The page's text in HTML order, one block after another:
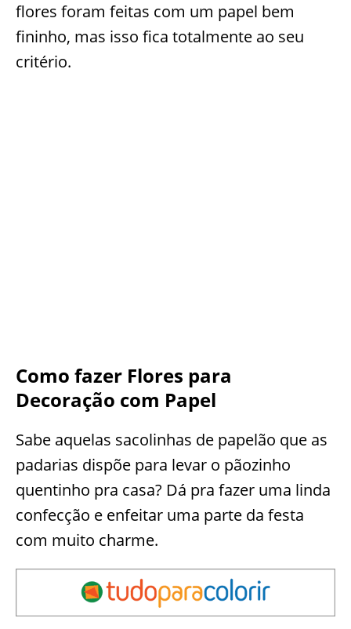
flores foram feitas com um papel bem
fininho, mas isso fica totalmente ao seu
critério.
Como fazer Flores para
Decoração com Papel
Sabe aquelas sacolinhas de papelão que as
padarias dispõe para levar o pãozinho
quentinho pra casa? Dá pra fazer uma linda
confecção e enfeitar uma parte da festa
com muito charme.